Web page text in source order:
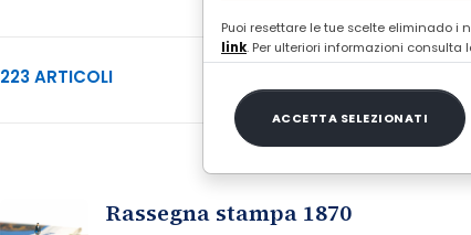
223 ARTICOLI
Rassegna stampa 1870
Puoi resettare le tue scelte eliminado i
link. Per ulteriori informazioni consulta
ACCETTA SELEZIONATI